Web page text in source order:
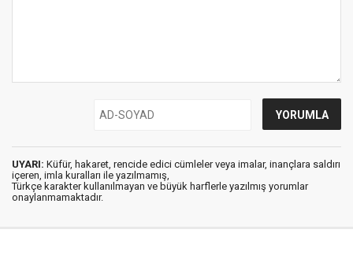
UYARI: Küfür, hakaret, rencide edici cümleler veya imalar, inançlara saldırı
içeren, imla kuralları ile yazılmamış,
Türkçe karakter kullanılmayan ve büyük harflerle yazılmış yorumlar
onaylanmamaktadır.